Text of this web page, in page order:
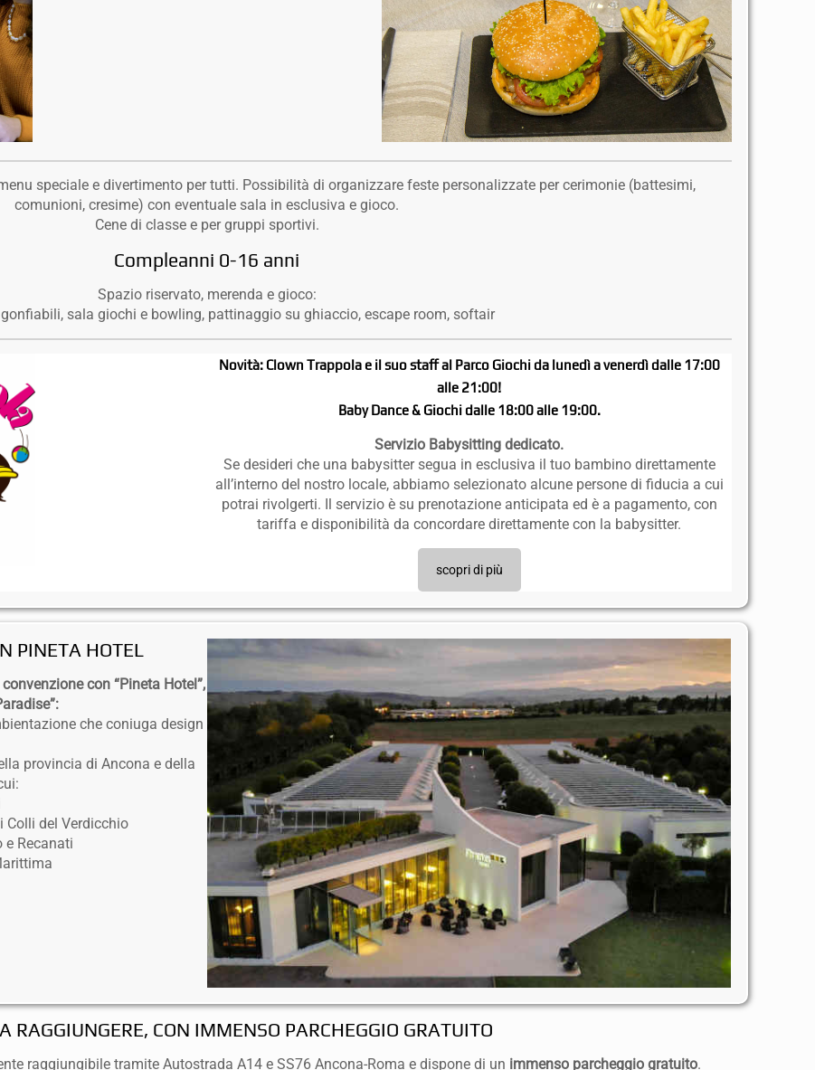
speciale e divertimento per tutti. Possibilità di organizzare feste personalizzate per cerimonie (battesimi,
comunioni, cresime) con eventuale sala in esclusiva e gioco.
Cene di classe e per gruppi sportivi.
Compleanni 0-16 anni
Spazio riservato, merenda e gioco:
sala giochi e bowling, pattinaggio su ghiaccio, escape room, softair
Novità: Clown Trappola e il suo staff al Parco Giochi da lunedì a venerdì dalle 17:00
alle 21:00!
Baby Dance & Giochi dalle 18:00 alle 19:00.
Servizio Babysitting dedicato.
Se desideri che una babysitter segua in esclusiva il tuo bambino direttamente
all’interno del nostro locale, abbiamo selezionato alcune persone di fiducia a cui
potrai rivolgerti. Il servizio è su prenotazione anticipata ed è a pagamento, con
tariffa e disponibilità da concordare direttamente con la babysitter.
scopri di più
PINETA HOTEL
convenzione con “Pineta Hotel”,
che coniuga design
provincia di Ancona e della
Colli del Verdicchio
e Recanati
RAGGIUNGERE, CON IMMENSO PARCHEGGIO GRATUITO
raggiungibile tramite Autostrada A14 e SS76 Ancona-Roma e dispone di un immenso parcheggio gratuito.